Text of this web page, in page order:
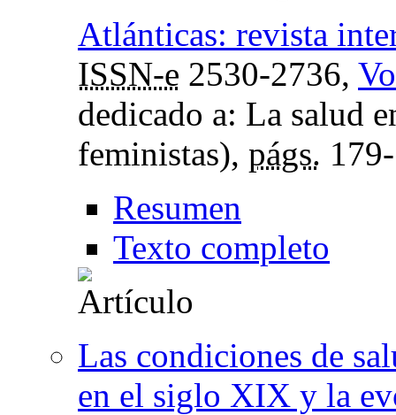
Atlánticas: revista
ISSN-e 2530-2736,
dedicado a: La salud
feministas), págs.
Resumen
Texto completo
Las condiciones de
en el siglo XIX y la